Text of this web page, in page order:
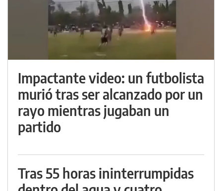
Impactante video: un futbolista
murió tras ser alcanzado por un
rayo mientras jugaban un
partido
Tras 55 horas ininterrumpidas